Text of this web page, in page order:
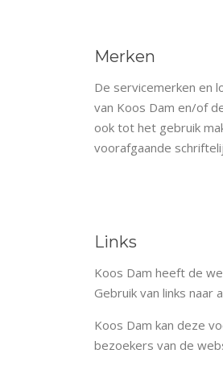
Merken
De servicemerken en
van Koos Dam en/of
ook tot het gebruik
voorafgaande
Links
Koos Dam heeft de
Gebruik van links
Koos Dam kan deze
bezoekers van de